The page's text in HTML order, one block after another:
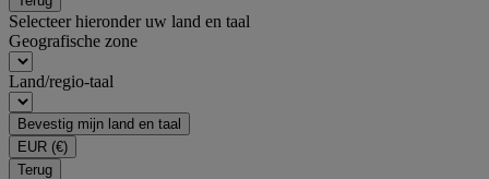
Selecteer hieronder uw land en taal
Geografische zone
Land/regio-taal
Bevestig mijn land en taal
EUR (€)
Terug